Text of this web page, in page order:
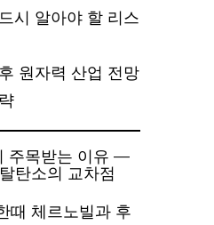
시 알아야 할 리스
원자력 산업 전망
주목받는 이유 —
탄소의 교차점
때 체르노빌과 후